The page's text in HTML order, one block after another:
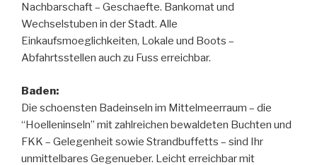
Nachbarschaft – Geschaefte. Bankomat und
Wechselstuben in der Stadt. Alle
Einkaufsmoeglichkeiten, Lokale und Boots –
Abfahrtsstellen auch zu Fuss erreichbar.
Baden:
Die schoensten Badeinseln im Mittelmeerraum – die
“Hoelleninseln” mit zahlreichen bewaldeten Buchten und
FKK – Gelegenheit sowie Strandbuffetts – sind Ihr
unmittelbares Gegenueber. Leicht erreichbar mit